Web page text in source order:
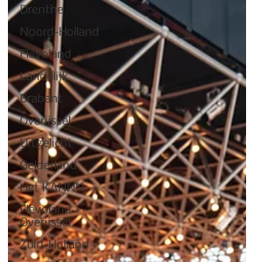
Drenthe
Noord-Holland
Flevoland
Landelijk
Brabant
Overijssel
Uitgelicht
Gelderland
Het KANNN
Flevoland +
Overijssel
Zuid-Holland